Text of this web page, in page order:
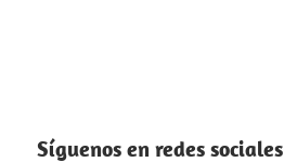
Síguenos en redes sociales